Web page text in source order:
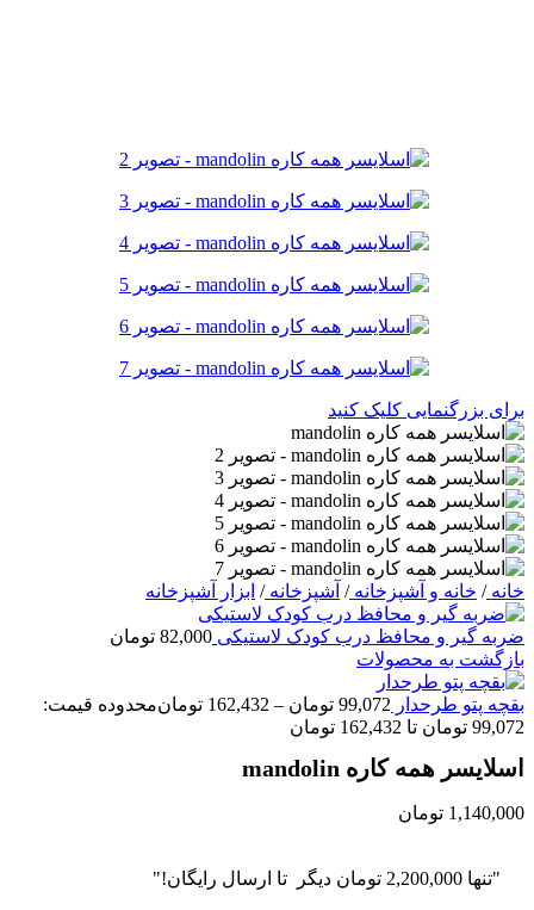
برای بزرگنمایی کلیک کنید
خانه/ خانه و آشپزخانه/ آشپزخانه/ ابزار آشپزخانه
ضربه گیر و محافظ درب کودک لاستیکی 82,000 تومان
بازگشت به محصولات
بقچه پتو طرحدار 99,072 تومان –
162,432 تومانمحدوده قیمت:
99,072 تومان تا 162,432 تومان
اسلایسر همه کاره mandolin
1,140,000 تومان
"تنها 2,200,000 تومان دیگر تا ارسال رایگان!"